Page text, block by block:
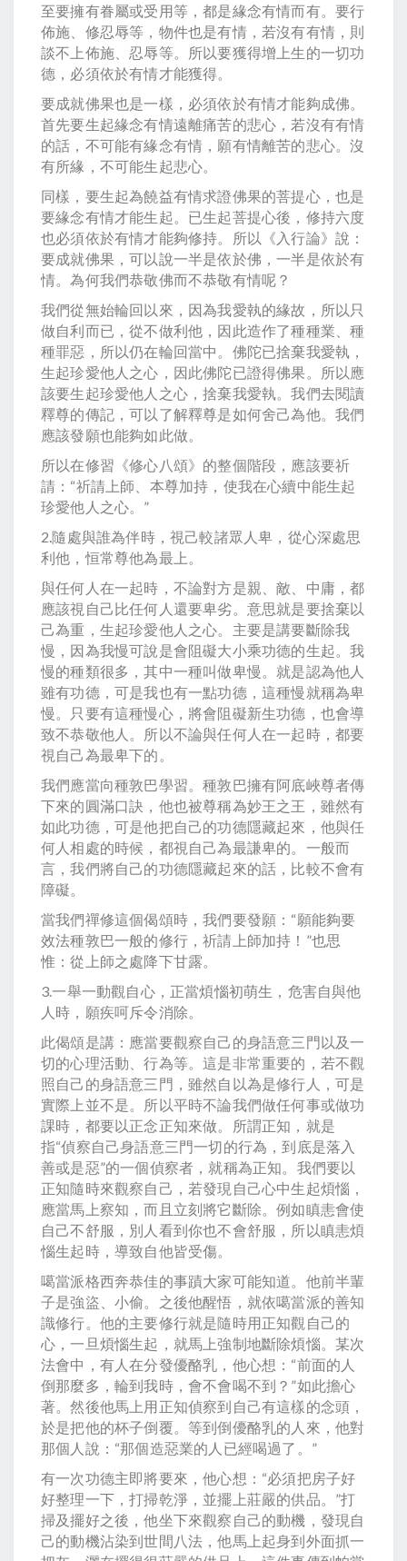
至要擁有眷屬或受用等，都是緣念有情而有。要行
佈施、修忍辱等，物件也是有情，若沒有有情，則
談不上佈施、忍辱等。所以要獲得增上生的一切功
德，必須依於有情才能獲得。
要成就佛果也是一樣，必須依於有情才能夠成佛。
首先要生起緣念有情遠離痛苦的悲心，若沒有有情
的話，不可能有緣念有情，願有情離苦的悲心。沒
有所緣，不可能生起悲心。
同樣，要生起為饒益有情求證佛果的菩提心，也是
要緣念有情才能生起。已生起菩提心後，修持六度
也必須依於有情才能夠修持。所以《入行論》說：
要成就佛果，可以說一半是依於佛，一半是依於有
情。為何我們恭敬佛而不恭敬有情呢？
我們從無始輪回以來，因為我愛執的緣故，所以只
做自利而已，從不做利他，因此造作了種種業、種
種罪惡，所以仍在輪回當中。佛陀已捨棄我愛執，
生起珍愛他人之心，因此佛陀已證得佛果。所以應
該要生起珍愛他人之心，捨棄我愛執。我們去閱讀
釋尊的傳記，可以了解釋尊是如何舍己為他。我們
應該發願也能夠如此做。
所以在修習《修心八頌》的整個階段，應該要祈
請：“祈請上師、本尊加持，使我在心續中能生起
珍愛他人之心。”
2.隨處與誰為伴時，視己較諸眾人卑，從心深處思
利他，恒常尊他為最上。
與任何人在一起時，不論對方是親、敵、中庸，都
應該視自己比任何人還要卑劣。意思就是要捨棄以
己為重，生起珍愛他人之心。主要是講要斷除我
慢，因為我慢可說是會阻礙大小乘功德的生起。我
慢的種類很多，其中一種叫做卑慢。就是認為他人
雖有功德，可是我也有一點功德，這種慢就稱為卑
慢。只要有這種慢心，將會阻礙新生功德，也會導
致不恭敬他人。所以不論與任何人在一起時，都要
視自己為最卑下的。
我們應當向種敦巴學習。種敦巴擁有阿底峽尊者傳
下來的圓滿口訣，他也被尊稱為妙王之王，雖然有
如此功德，可是他把自己的功德隱藏起來，他與任
何人相處的時候，都視自己為最謙卑的。一般而
言，我們將自己的功德隱藏起來的話，比較不會有
障礙。
當我們禪修這個偈頌時，我們要發願：“願能夠要
效法種敦巴一般的修行，祈請上師加持！”也思
惟：從上師之處降下甘露。
3.一舉一動觀自心，正當煩惱初萌生，危害自與他
人時，願疾呵斥令消除。
此偈頌是講：應當要觀察自己的身語意三門以及一
切的心理活動、行為等。這是非常重要的，若不觀
照自己的身語意三門，雖然自以為是修行人，可是
實際上並不是。所以平時不論我們做任何事或做功
課時，都要以正念正知來做。所謂正知，就是
指“偵察自己身語意三門一切的行為，到底是落入
善或是惡”的一個偵察者，就稱為正知。我們要以
正知隨時來觀察自己，若發現自己心中生起煩惱，
應當馬上察知，而且立刻將它斷除。例如瞋恚會使
自己不舒服，別人看到你也不會舒服，所以瞋恚煩
惱生起時，導致自他皆受傷。
噶當派格西奔恭佳的事蹟大家可能知道。他前半輩
子是強盜、小偷。之後他醒悟，就依噶當派的善知
識修行。他的主要修行就是隨時用正知觀自己的
心，一旦煩惱生起，就馬上強制地斷除煩惱。某次
法會中，有人在分發優酪乳，他心想：“前面的人
倒那麼多，輪到我時，會不會喝不到？”如此擔心
著。然後他馬上用正知偵察到自己有這樣的念頭，
於是把他的杯子倒覆。等到倒優酪乳的人來，他對
那個人說：“那個造惡業的人已經喝過了。”
有一次功德主即將要來，他心想：“必須把房子好
好整理一下，打掃乾淨，並擺上莊嚴的供品。”打
掃及擺好之後，他坐下來觀察自己的動機，發現自
己的動機沾染到世間八法，他馬上起身到外面抓一